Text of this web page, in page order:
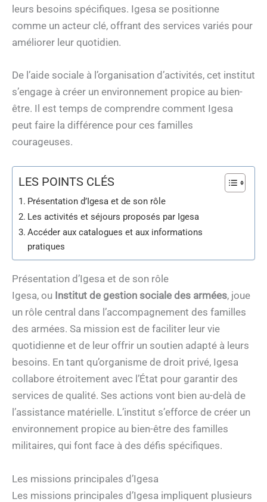
leurs besoins spécifiques. Igesa se positionne
comme un acteur clé, offrant des services variés pour
améliorer leur quotidien.
De l’aide sociale à l’organisation d’activités, cet institut
s’engage à créer un environnement propice au bien-
être. Il est temps de comprendre comment Igesa
peut faire la différence pour ces familles
courageuses.
LES POINTS CLÉS
Présentation d’Igesa et de son rôle
Les activités et séjours proposés par Igesa
Accéder aux catalogues et aux informations
pratiques
Présentation d’Igesa et de son rôle
Igesa, ou Institut de gestion sociale des armées, joue
un rôle central dans l’accompagnement des familles
des armées. Sa mission est de faciliter leur vie
quotidienne et de leur offrir un soutien adapté à leurs
besoins. En tant qu’organisme de droit privé, Igesa
collabore étroitement avec l’État pour garantir des
services de qualité. Ses actions vont bien au-delà de
l’assistance matérielle. L’institut s’efforce de créer un
environnement propice au bien-être des familles
militaires, qui font face à des défis spécifiques.
Les missions principales d’Igesa
Les missions principales d’Igesa impliquent plusieurs